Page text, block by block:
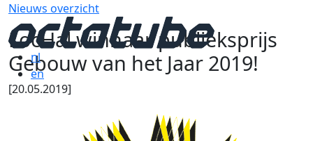
nl
en
Nieuws overzicht
LocHal winnaar publieksprijs
Gebouw van het Jaar 2019!
[20.05.2019]